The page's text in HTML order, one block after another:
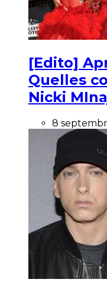
[Edito]
Quelles
Nicki
8